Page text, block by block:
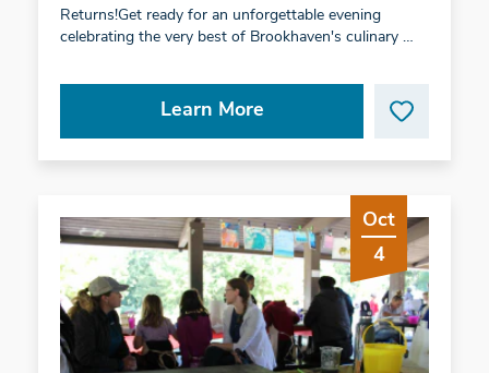
Returns!Get ready for an unforgettable evening
celebrating the very best of Brookhaven's culinary …
Learn More
Oct
4